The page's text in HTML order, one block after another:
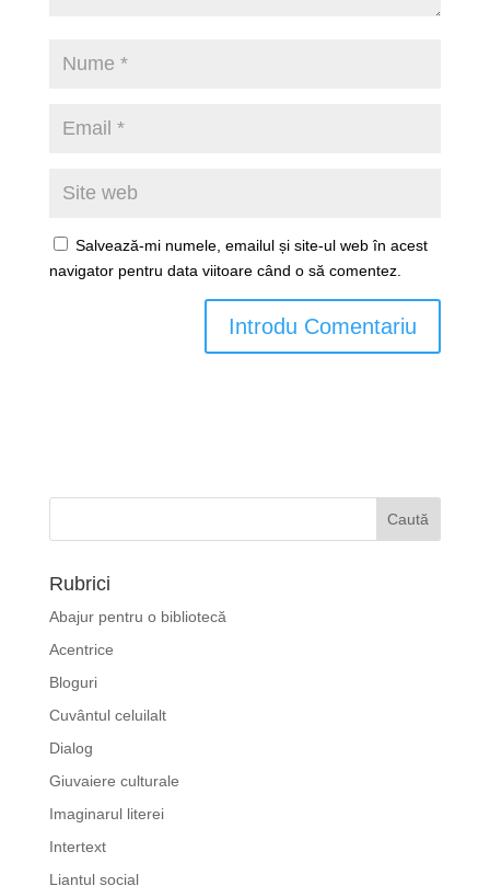
Salvează-mi numele, emailul și site-ul web în acest
navigator pentru data viitoare când o să comentez.
Rubrici
Abajur pentru o bibliotecă
Acentrice
Bloguri
Cuvântul celuilalt
Dialog
Giuvaiere culturale
Imaginarul literei
Intertext
Liantul social